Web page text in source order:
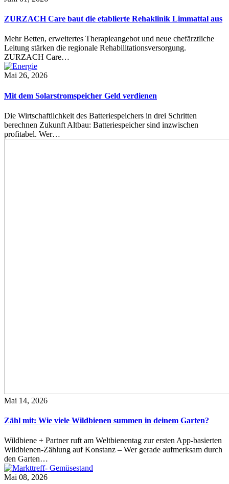
ZURZACH Care baut die etablierte Rehaklinik Limmattal aus
Mehr Betten, erweitertes Therapieangebot und neue chefärztliche
Leitung stärken die regionale Rehabilitationsversorgung.
ZURZACH Care…
Mai 26, 2026
Mit dem Solarstromspeicher Geld verdienen
Die Wirtschaftlichkeit des Batteriespeichers in drei Schritten
berechnen Zukunft Altbau: Batteriespeicher sind inzwischen
profitabel. Wer…
Mai 14, 2026
Zähl mit: Wie viele Wildbienen summen in deinem Garten?
Wildbiene + Partner ruft am Weltbienentag zur ersten App-basierten
Wildbienen-Zählung auf Konstanz – Wer gerade aufmerksam durch
den Garten…
Mai 08, 2026